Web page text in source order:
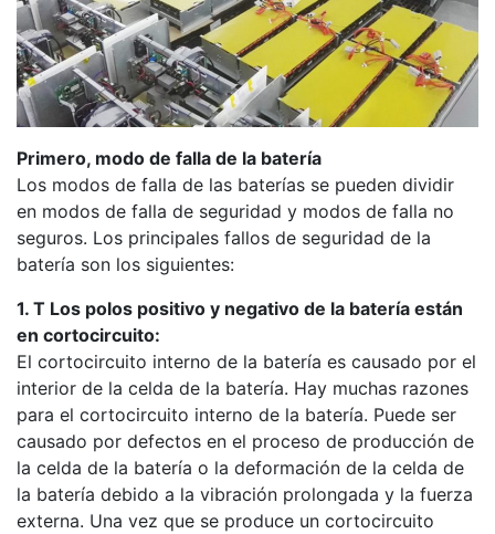
Primero, modo de falla de la batería
Los modos de falla de las baterías se pueden dividir
en modos de falla de seguridad y modos de falla no
seguros. Los principales fallos de seguridad de la
batería son los siguientes:
1. T Los polos positivo y negativo de la batería están
en cortocircuito:
El cortocircuito interno de la batería es causado por el
interior de la celda de la batería. Hay muchas razones
para el cortocircuito interno de la batería. Puede ser
causado por defectos en el proceso de producción de
la celda de la batería o la deformación de la celda de
la batería debido a la vibración prolongada y la fuerza
externa. Una vez que se produce un cortocircuito